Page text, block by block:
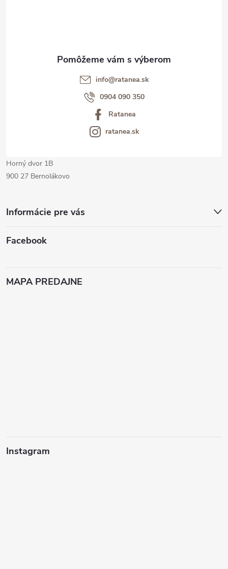
Informácie pre vás
Facebook
info@ratanea.sk
0904 090 350
Ratanea
ratanea.sk
Horný dvor 1B
900 27 Bernolákovo
MAPA PREDAJNE
Instagram